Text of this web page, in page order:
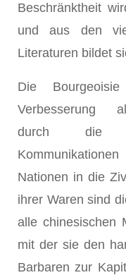
Beschränktheit
und aus den
Literaturen bildet
Die
Verbesserung
durch die
Nationen in die
ihrer Waren sind
alle chinesischen
mit der sie den
Barbaren zur